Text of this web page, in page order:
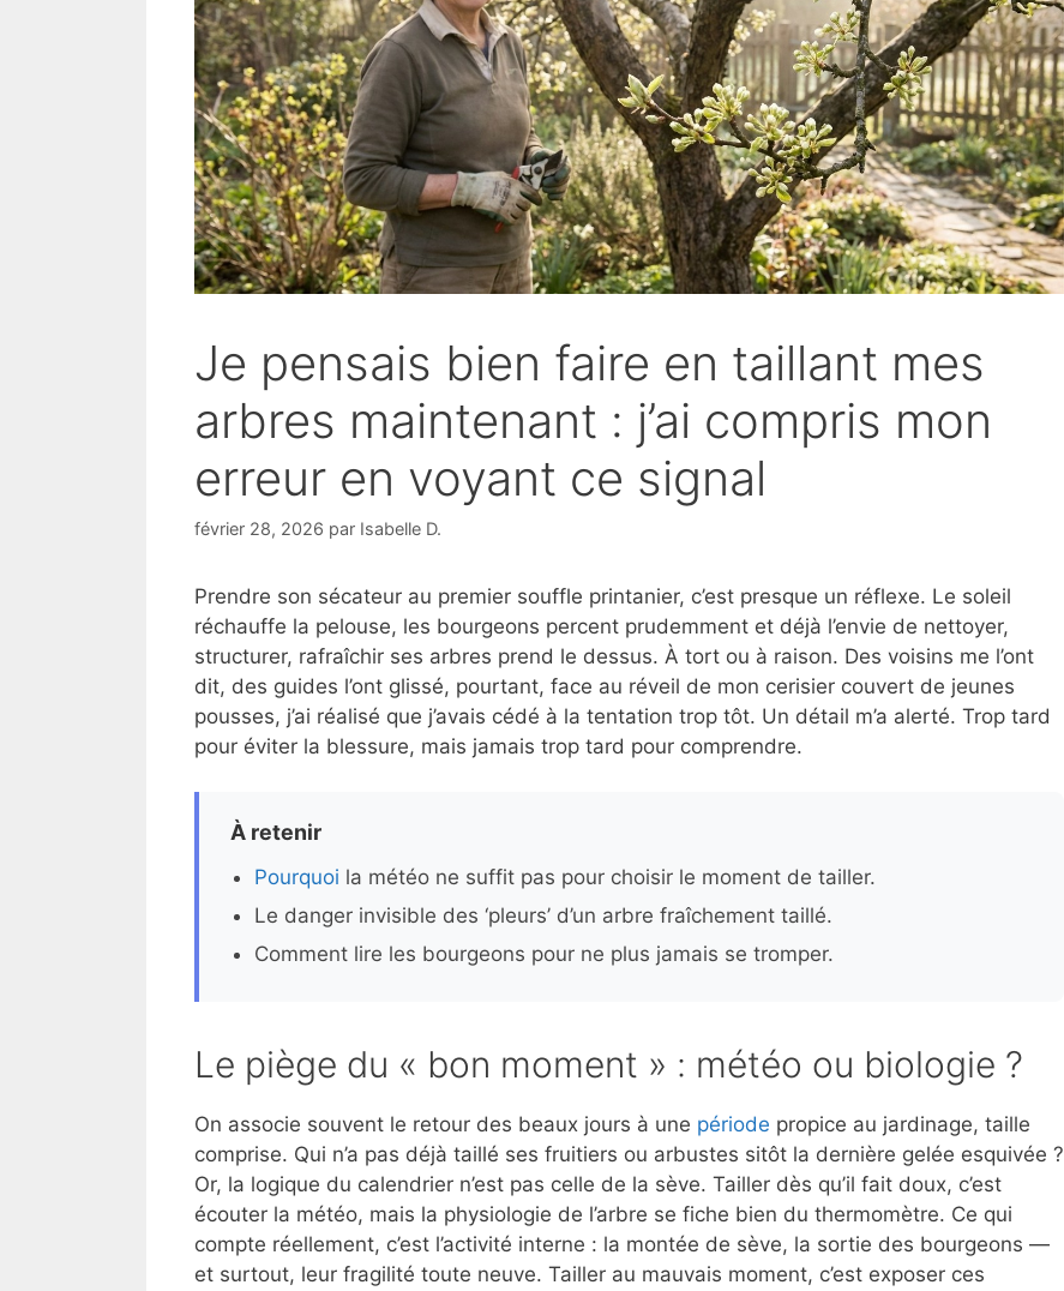
Je pensais bien faire en taillant mes
arbres maintenant : j’ai compris mon
erreur en voyant ce signal
février 28, 2026 par Isabelle D.
Prendre son sécateur au premier souffle printanier, c’est presque un réflexe. Le soleil
réchauffe la pelouse, les bourgeons percent prudemment et déjà l’envie de nettoyer,
structurer, rafraîchir ses arbres prend le dessus. À tort ou à raison. Des voisins me l’ont
dit, des guides l’ont glissé, pourtant, face au réveil de mon cerisier couvert de jeunes
pousses, j’ai réalisé que j’avais cédé à la tentation trop tôt. Un détail m’a alerté. Trop tard
pour éviter la blessure, mais jamais trop tard pour comprendre.
À retenir
Pourquoi la météo ne suffit pas pour choisir le moment de tailler.
Le danger invisible des ‘pleurs’ d’un arbre fraîchement taillé.
Comment lire les bourgeons pour ne plus jamais se tromper.
Le piège du « bon moment » : météo ou biologie ?
On associe souvent le retour des beaux jours à une période propice au jardinage, taille
comprise. Qui n’a pas déjà taillé ses fruitiers ou arbustes sitôt la dernière gelée esquivée ?
Or, la logique du calendrier n’est pas celle de la sève. Tailler dès qu’il fait doux, c’est
écouter la météo, mais la physiologie de l’arbre se fiche bien du thermomètre. Ce qui
compte réellement, c’est l’activité interne : la montée de sève, la sortie des bourgeons —
et surtout, leur fragilité toute neuve. Tailler au mauvais moment, c’est exposer ces